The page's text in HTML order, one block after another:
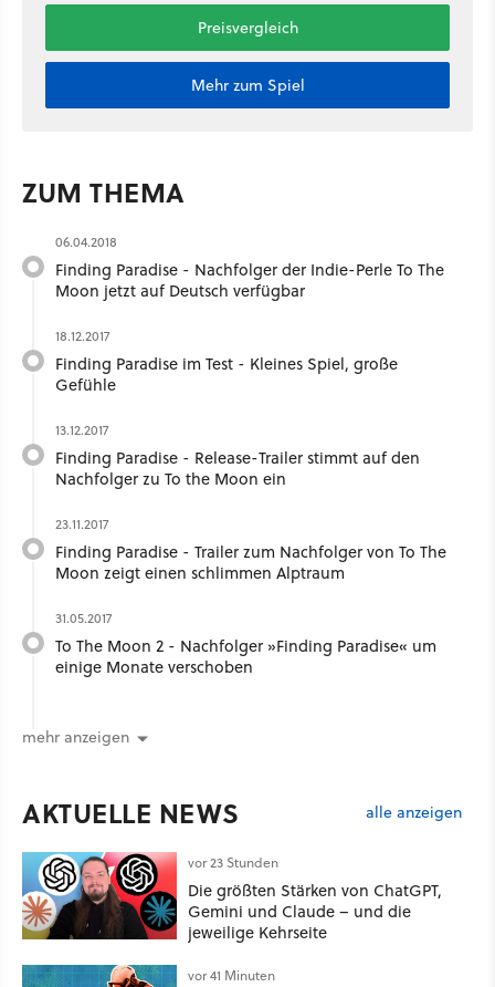
Preisvergleich
Mehr zum Spiel
ZUM THEMA
06.04.2018
Finding Paradise - Nachfolger der Indie-Perle To The
Moon jetzt auf Deutsch verfügbar
18.12.2017
Finding Paradise im Test - Kleines Spiel, große
Gefühle
13.12.2017
Finding Paradise - Release-Trailer stimmt auf den
Nachfolger zu To the Moon ein
23.11.2017
Finding Paradise - Trailer zum Nachfolger von To The
Moon zeigt einen schlimmen Alptraum
31.05.2017
To The Moon 2 - Nachfolger »Finding Paradise« um
einige Monate verschoben
mehr anzeigen
AKTUELLE NEWS alle anzeigen
vor 23 Stunden
Die größten Stärken von ChatGPT,
Gemini und Claude – und die
jeweilige Kehrseite
vor 41 Minuten